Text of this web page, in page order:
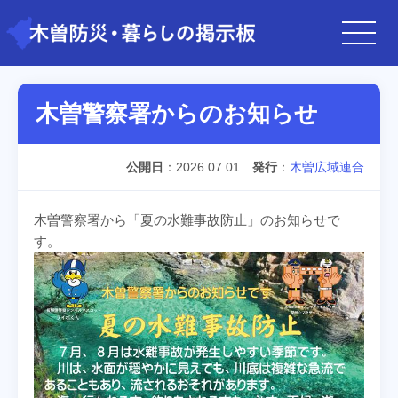
木曽警察署からのお知らせ
公開日 2026.07.01 発行 木曽広域連合
木曽警察署から「夏の水難事故防止」のお知らせで
す。